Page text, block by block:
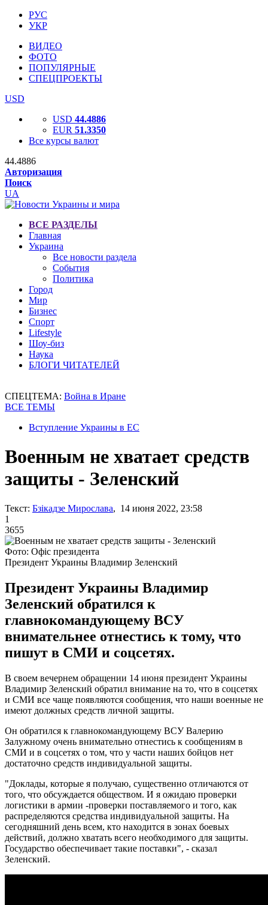
РУС
УКР
ВИДЕО
ФОТО
ПОПУЛЯРНЫЕ
СПЕЦПРОЕКТЫ
USD
USD 44.4886
EUR 51.3350
Все курсы валют
44.4886
Авторизация
Поиск
UA
ВСЕ РАЗДЕЛЫ
Главная
Украина
Все новости раздела
События
Политика
Город
Мир
Бизнес
Спорт
Lifestyle
Шоу-биз
Наука
БЛОГИ ЧИТАТЕЛЕЙ
СПЕЦТЕМА: Война в Иране
ВСЕ ТЕМЫ
Вступление Украины в ЕС
Военным не хватает средств
защиты - Зеленский
Текст: Бзікадзе Мирослава, 14 июня 2022, 23:58
1
3655
Фото: Офіс президента
Президент Украины Владимир Зеленский
Президент Украины Владимир
Зеленский обратился к
главнокомандующему ВСУ
внимательнее отнестись к тому, что
пишут в СМИ и соцсетях.
В своем вечернем обращении 14 июня президент Украины
Владимир Зеленский обратил внимание на то, что в соцсетях
и СМИ все чаще появляются сообщения, что наши военные не
имеют должных средств личной защиты.
Он обратился к главнокомандующему ВСУ Валерию
Залужному очень внимательно отнестись к сообщениям в
СМИ и в соцсетях о том, что у части наших бойцов нет
достаточно средств индивидуальной защиты.
"Доклады, которые я получаю, существенно отличаются от
того, что обсуждается обществом. И я ожидаю проверки
логистики в армии -проверки поставляемого и того, как
распределяются средства индивидуальной защиты. На
сегодняшний день всем, кто находится в зонах боевых
действий, должно хватать всего необходимого для защиты.
Государство обеспечивает такие поставки", - сказал
Зеленский.